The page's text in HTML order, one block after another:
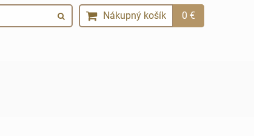
Nákupný košík 0 €